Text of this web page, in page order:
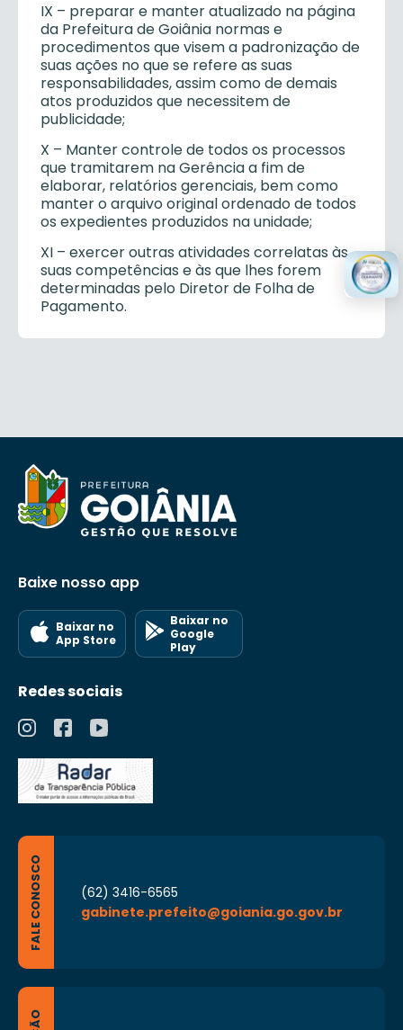
IX – preparar e manter atualizado na página
da Prefeitura de Goiânia normas e
procedimentos que visem a padronização de
suas ações no que se refere as suas
responsabilidades, assim como de demais
atos produzidos que necessitem de
publicidade;
X – Manter controle de todos os processos
que tramitarem na Gerência a fim de
elaborar, relatórios gerenciais, bem como
manter o arquivo original ordenado de todos
os expedientes produzidos na unidade;
XI – exercer outras atividades correlatas às
suas competências e às que lhes forem
determinadas pelo Diretor de Folha de
Pagamento.
Baixe nosso app
Baixar no
App Store
Baixar no
Google
Play
Redes sociais
FALE CONOSCO
(62) 3416-6565
gabinete.prefeito@goiania.go.gov.br